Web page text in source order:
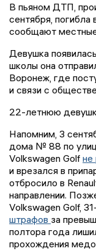
В пьяном ДТП,
сентября,
сообщают
Девушка
школы она
Воронеж, где
и связи с
22-летнюю
Напомним, 3
дома № 88 по
Volkswagen Golf не
и врезался в
отбросило в
направлении.
Volkswagen Golf,
штрафов за
полтора года
прохождения